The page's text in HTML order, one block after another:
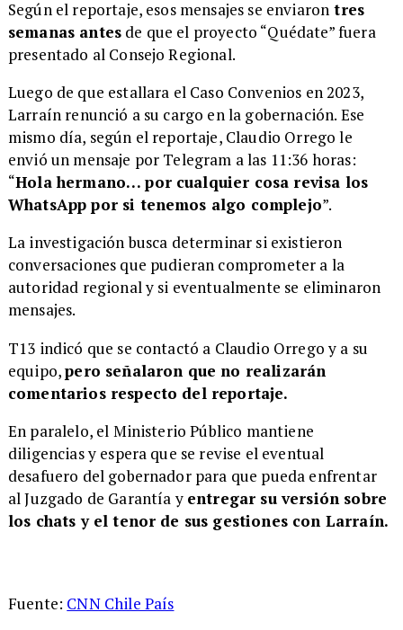
Según el reportaje, esos mensajes se enviaron tres
semanas antes de que el proyecto “Quédate” fuera
presentado al Consejo Regional.
Luego de que estallara el Caso Convenios en 2023,
Larraín renunció a su cargo en la gobernación. Ese
mismo día, según el reportaje, Claudio Orrego le
envió un mensaje por Telegram a las 11:36 horas:
“Hola hermano… por cualquier cosa revisa los
WhatsApp por si tenemos algo complejo”.
La investigación busca determinar si existieron
conversaciones que pudieran comprometer a la
autoridad regional y si eventualmente se eliminaron
mensajes.
T13 indicó que se contactó a Claudio Orrego y a su
equipo,pero señalaron que no realizarán
comentarios respecto del reportaje.
En paralelo, el Ministerio Público mantiene
diligencias y espera que se revise el eventual
desafuero del gobernador para que pueda enfrentar
al Juzgado de Garantía y entregar su versión sobre
los chats y el tenor de sus gestiones con Larraín.
Fuente: CNN Chile País